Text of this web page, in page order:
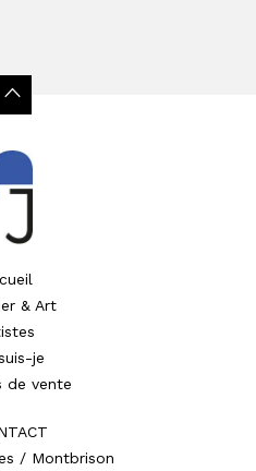
& Art
je
de vente
/ Montbrison